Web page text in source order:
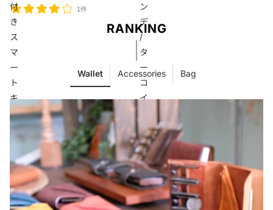
付
き
ス
マ
ー
ト
キ
ー
ケ
ー
ス
/
全
8
1件
ン
デ
/
タ
ー
コ
イ
ブ
ル
ー
RANKING
Wallet Accessories Bag